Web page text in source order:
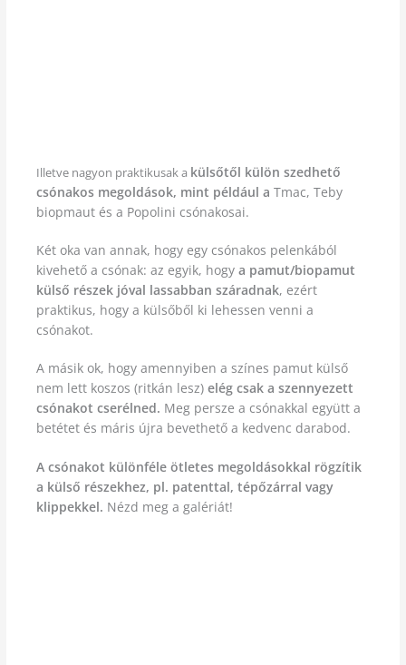
Illetve nagyon praktikusak a külsőtől külön szedhető
csónakos megoldások, mint például a Tmac, Teby
biopmaut és a Popolini csónakosai.
Két oka van annak, hogy egy csónakos pelenkából
kivehető a csónak: az egyik, hogy a pamut/biopamut
külső részek jóval lassabban száradnak, ezért
praktikus, hogy a külsőből ki lehessen venni a
csónakot.
A másik ok, hogy amennyiben a színes pamut külső
nem lett koszos (ritkán lesz) elég csak a szennyezett
csónakot cserélned. Meg persze a csónakkal együtt a
betétet és máris újra bevethető a kedvenc darabod.
A csónakot különféle ötletes megoldásokkal rögzítik
a külső részekhez, pl. patenttal, tépőzárral vagy
klippekkel. Nézd meg a galériát!